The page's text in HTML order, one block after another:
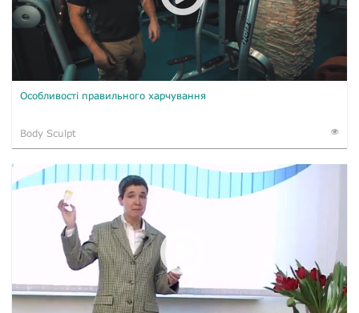
Особливості правильного харчування
Body Sculpt